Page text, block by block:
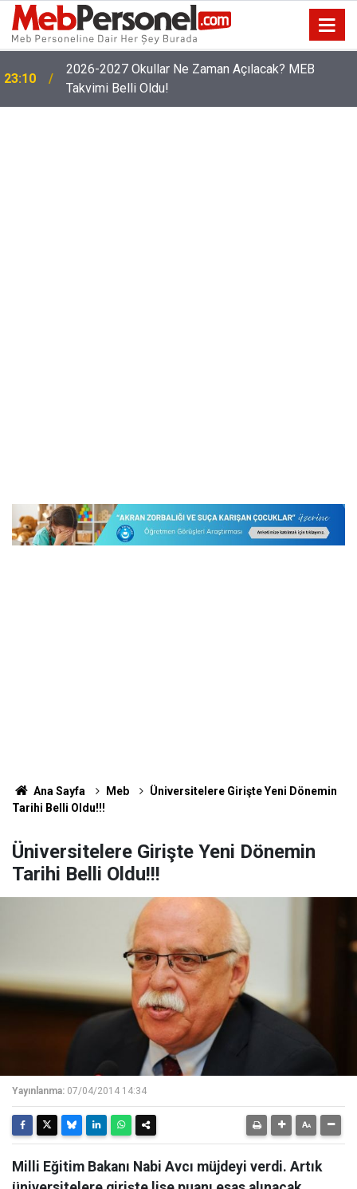
23:10
2026-2027 Okullar Ne Zaman Açılacak? MEB
Takvimi Belli Oldu!
Ana Sayfa Meb
Üniversitelere Girişte Yeni Dönemin
Tarihi Belli Oldu!!!
Üniversitelere Girişte Yeni Dönemin
Tarihi Belli Oldu!!!
Yayınlanma: 07/04/2014 14:34
Milli Eğitim Bakanı Nabi Avcı müjdeyi verdi. Artık